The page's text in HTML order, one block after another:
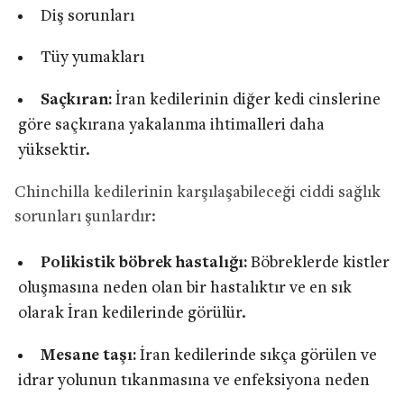
Diş sorunları
Tüy yumakları
Saçkıran:İran kedilerinin diğer kedi cinslerine
göre saçkırana yakalanma ihtimalleri daha
yüksektir.
Chinchilla kedilerinin karşılaşabileceği ciddi sağlık
sorunları şunlardır:
Polikistik böbrek hastalığı:Böbreklerde kistler
oluşmasına neden olan bir hastalıktır ve en sık
olarak İran kedilerinde görülür.
Mesane taşı:İran kedilerinde sıkça görülen ve
idrar yolunun tıkanmasına ve enfeksiyona neden